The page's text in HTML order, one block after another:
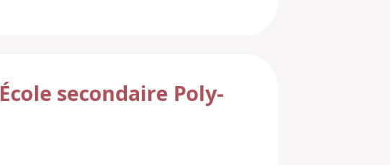
École secondaire Poly-